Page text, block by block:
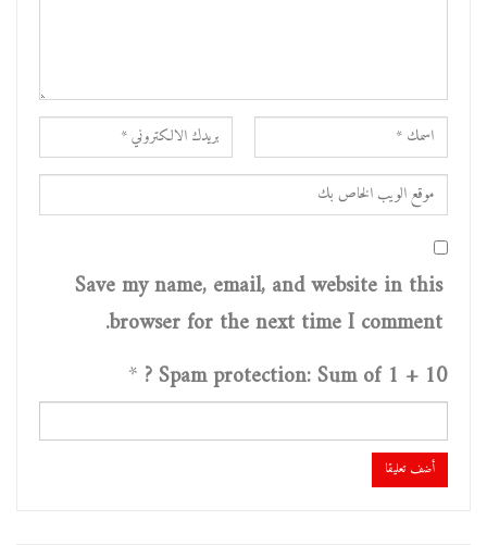
Save my name, email, and website in this
browser for the next time I comment.
Spam protection: Sum of 1 + 10 ?
*